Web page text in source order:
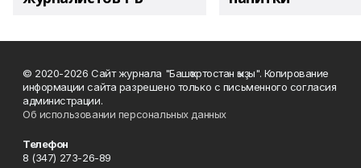
© 2020-2026 Сайт журнала "Башҡортостан ҡыҙы". Копирование
информации сайта разрешено только с письменного согласия
администрации.
Об использовании персональных данных
Телефон
8 (347) 273-26-89